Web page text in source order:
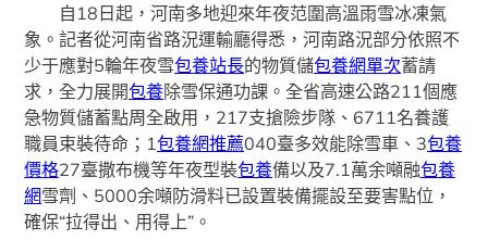
自18日起，河南多地迎來年夜范圍高溫雨雪冰凍氣
象。記者從河南省路況運輸廳得悉，河南路況部分依照不
少于應對5輪年夜雪包養站長的物質儲包養網單次蓄請
求，全力展開包養除雪保通功課。全省高速公路211個應
急物質儲蓄點周全啟用，217支搶險步隊、6711名養護
職員束裝待命；1包養網推薦040臺多效能除雪車、3包養
價格27臺撒布機等年夜型裝包養備以及7.1萬余噸融包養
網雪劑、5000余噸防滑料已設置裝備擺設至要害點位，
確保“拉得出、用得上”。